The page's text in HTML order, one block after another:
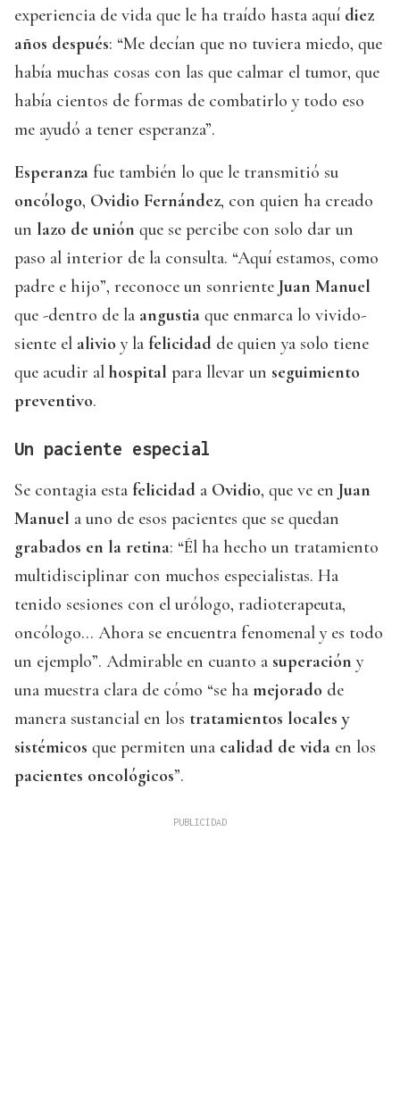
experiencia de vida que le ha traído hasta aquí diez
años después: “Me decían que no tuviera miedo, que
había muchas cosas con las que calmar el tumor, que
había cientos de formas de combatirlo y todo eso
me ayudó a tener esperanza”.
Esperanza fue también lo que le transmitió su
oncólogo, Ovidio Fernández, con quien ha creado
un lazo de unión que se percibe con solo dar un
paso al interior de la consulta. “Aquí estamos, como
padre e hijo”, reconoce un sonriente Juan Manuel
que -dentro de la angustia que enmarca lo vivido-
siente el alivio y la felicidad de quien ya solo tiene
que acudir al hospital para llevar un seguimiento
preventivo.
Un paciente especial
Se contagia esta felicidad a Ovidio, que ve en Juan
Manuel a uno de esos pacientes que se quedan
grabados en la retina: “Él ha hecho un tratamiento
multidisciplinar con muchos especialistas. Ha
tenido sesiones con el urólogo, radioterapeuta,
oncólogo… Ahora se encuentra fenomenal y es todo
un ejemplo”. Admirable en cuanto a superación y
una muestra clara de cómo “se ha mejorado de
manera sustancial en los tratamientos locales y
sistémicos que permiten una calidad de vida en los
pacientes oncológicos”.